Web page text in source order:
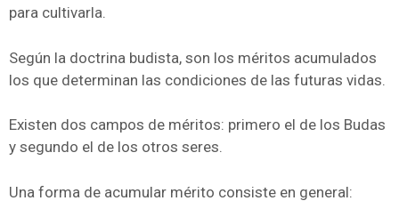
para cultivarla.
Según la doctrina budista, son los méritos acumulados
los que determinan las condiciones de las futuras vidas.
Existen dos campos de méritos: primero el de los Budas
y segundo el de los otros seres.
Una forma de acumular mérito consiste en general: